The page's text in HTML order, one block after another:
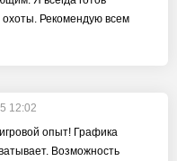
охоты. Рекомендую всем
12:02
опыт! Графика
Возможность